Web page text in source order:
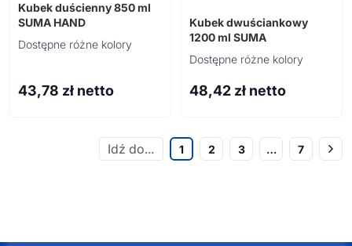
Kubek duścienny 850 ml
SUMA HAND
Dostępne różne kolory
43,78 zł netto
Kubek dwuściankowy
1200 ml SUMA
Dostępne różne kolory
48,42 zł netto
1 2 3 … 7